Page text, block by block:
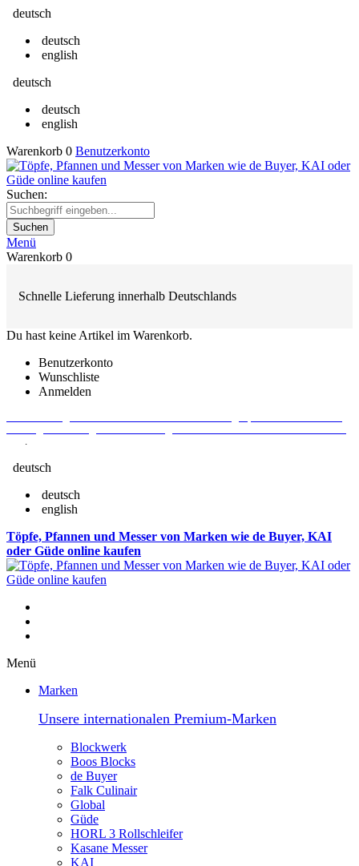
deutsch
deutsch
english
deutsch
deutsch
english
Warenkorb 0 Benutzerkonto
Suchen:
Suchen
Menü
Warenkorb 0
Schnelle Lieferung innerhalb Deutschlands
Du hast keine Artikel im Warenkorb.
Benutzerkonto
Wunschliste
Anmelden
.
deutsch
deutsch
english
Töpfe, Pfannen und Messer von Marken wie de Buyer, KAI
oder Güde online kaufen
Menü
Marken
Unsere internationalen Premium-Marken
Blockwerk
Boos Blocks
de Buyer
Falk Culinair
Global
Güde
HORL 3 Rollschleifer
Kasane Messer
KAI